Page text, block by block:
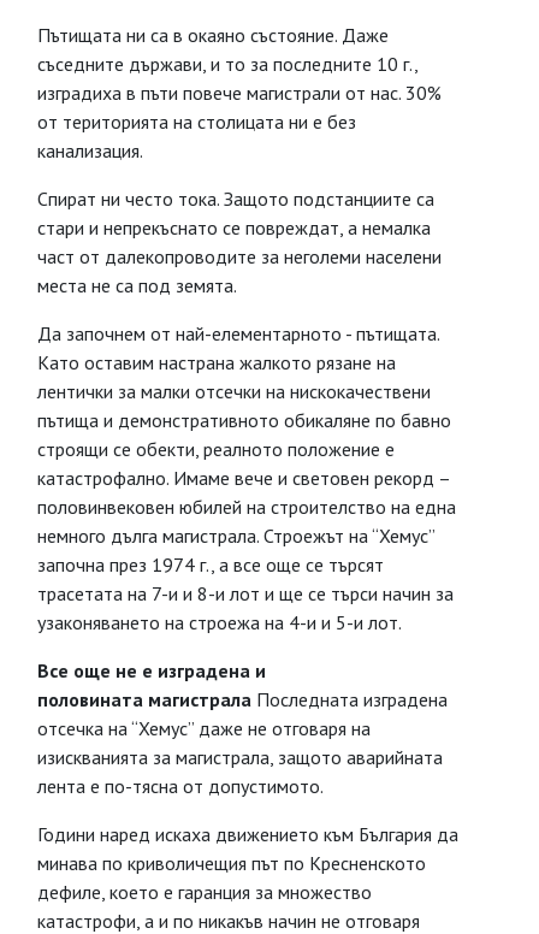
Пътищата ни са в окаяно състояние. Даже
съседните държави, и то за последните 10 г.,
изградиха в пъти повече магистрали от нас. 30%
от територията на столицата ни е без
канализация.
Спират ни често тока. Защото подстанциите са
стари и непрекъснато се повреждат, а немалка
част от далекопроводите за неголеми населени
места не са под земята.
Да започнем от най-елементарното - пътищата.
Като оставим настрана жалкото рязане на
лентички за малки отсечки на нискокачествени
пътища и демонстративното обикаляне по бавно
строящи се обекти, реалното положение е
катастрофално. Имаме вече и световен рекорд –
половинвековен юбилей на строителство на една
немного дълга магистрала. Строежът на “Хемус”
започна през 1974 г., а все още се търсят
трасетата на 7-и и 8-и лот и ще се търси начин за
узаконяването на строежа на 4-и и 5-и лот.
Все още не е изградена и
половината магистрала Последната изградена
отсечка на “Хемус” даже не отговаря на
изискванията за магистрала, защото аварийната
лента е по-тясна от допустимото.
Години наред искаха движението към България да
минава по криволичещия път по Кресненското
дефиле, което е гаранция за множество
катастрофи, а и по никакъв начин не отговаря